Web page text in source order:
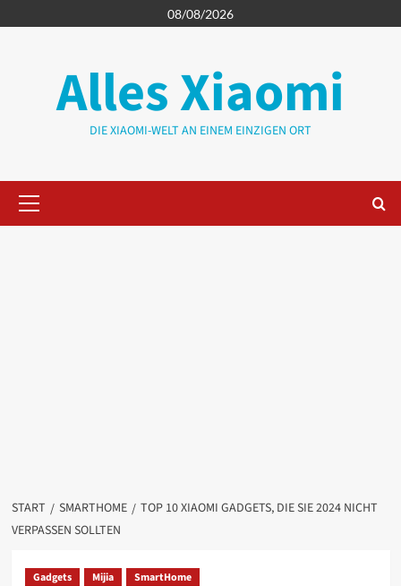
Inhalt
08/08/2026
Alles Xiaomi
DIE XIAOMI-WELT AN EINEM EINZIGEN ORT
Menü
START SMARTHOME
TOP 10 XIAOMI GADGETS, DIE SIE 2024 NICHT
VERPASSEN SOLLTEN
Gadgets Mijia SmartHome